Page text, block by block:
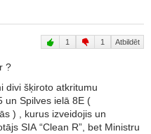
1 1 Atbildēt
?
divi šķiroto atkritumu
un Spilves ielā 8E (
) , kurus izveidojis un
SIA “Clean R”, bet Ministru